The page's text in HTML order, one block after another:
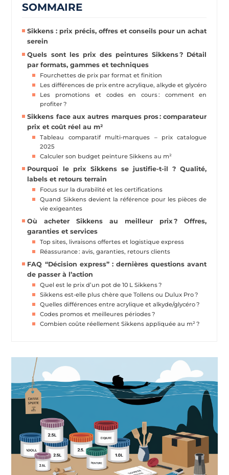
SOMMAIRE
Sikkens : prix précis, offres et conseils pour un achat
serein
Quels sont les prix des peintures Sikkens ? Détail
par formats, gammes et techniques
Fourchettes de prix par format et finition
Les différences de prix entre acrylique, alkyde et glycéro
Les promotions et codes en cours : comment en
profiter ?
Sikkens face aux autres marques pros : comparateur
prix et coût réel au m²
Tableau comparatif multi-marques – prix catalogue
2025
Calculer son budget peinture Sikkens au m²
Pourquoi le prix Sikkens se justifie-t-il ? Qualité,
labels et retours terrain
Focus sur la durabilité et les certifications
Quand Sikkens devient la référence pour les pièces de
vie exigeantes
Où acheter Sikkens au meilleur prix ? Offres,
garanties et services
Top sites, livraisons offertes et logistique express
Réassurance : avis, garanties, retours clients
FAQ “Décision express” : dernières questions avant
de passer à l’action
Quel est le prix d’un pot de 10 L Sikkens ?
Sikkens est-elle plus chère que Tollens ou Dulux Pro ?
Quelles différences entre acrylique et alkyde/glycéro ?
Codes promos et meilleures périodes ?
Combien coûte réellement Sikkens appliquée au m² ?